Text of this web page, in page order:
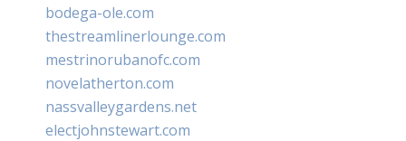
bodega-ole.com
thestreamlinerlounge.com
mestrinorubanofc.com
novelatherton.com
nassvalleygardens.net
electjohnstewart.com